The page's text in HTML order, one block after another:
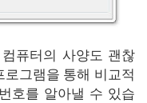
퓨터의 사양도 괜찮
로그램을 통해 비교적
호를 알아낼 수 있습